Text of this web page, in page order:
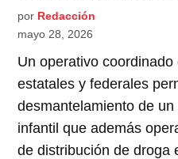
por Redacción
mayo 28, 2026
Un operativo
estatales y federales
desmantelamiento de
infantil que además
de distribución de droga